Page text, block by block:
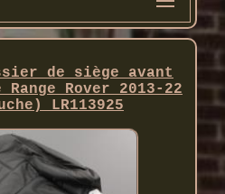
de siège avant
Rover 2013-22
LR113925